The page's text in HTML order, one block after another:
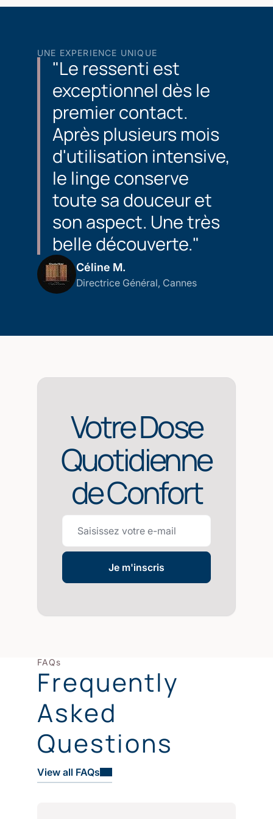
UNE EXPERIENCE UNIQUE
"Le ressenti est
exceptionnel dès le
premier contact.
Après plusieurs mois
d'utilisation intensive,
le linge conserve
toute sa douceur et
son aspect. Une très
belle découverte."
Céline M.
Directrice Général, Cannes
Votre Dose
Quotidienne
de Confort
Je m'inscris
FAQs
Frequently
Asked
Questions
View all FAQs